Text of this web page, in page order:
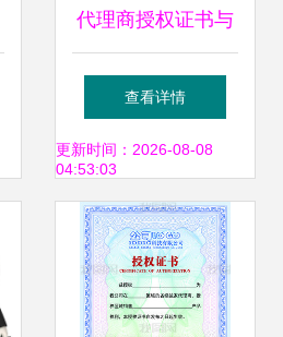
代理商授权证书与
销售代理证书解析
规范市场合作的基
石
查看详情
更新时间：2026-08-08
04:53:03